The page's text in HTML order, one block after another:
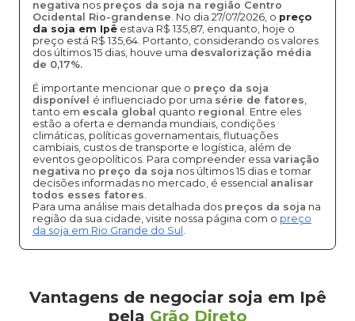
negativa nos preços da soja na região Centro
Ocidental Rio-grandense. No dia 27/07/2026, o preço
da soja em Ipê estava R$ 135,87, enquanto, hoje o
preço está R$ 135,64. Portanto, considerando os valores
dos últimos 15 dias, houve uma desvalorização média
de 0,17%.
É importante mencionar que o preço da soja
disponível é influenciado por uma série de fatores,
tanto em escala global quanto regional . Entre eles
estão a oferta e demanda mundiais, condições
climáticas, políticas governamentais, flutuações
cambiais, custos de transporte e logística, além de
eventos geopolíticos. Para compreender essa variação
negativa no preço da soja nos últimos 15 dias e tomar
decisões informadas no mercado, é essencial analisar
todos esses fatores.
Para uma análise mais detalhada dos preços da soja na
região da sua cidade, visite nossa página com o preço
da soja em Rio Grande do Sul .
Vantagens de negociar soja em Ipê
pela Grão Direto